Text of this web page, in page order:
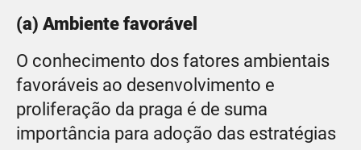
(a) Ambiente favorável
O conhecimento dos fatores ambientais
favoráveis ao desenvolvimento e
proliferação da praga é de suma
importância para adoção das estratégias